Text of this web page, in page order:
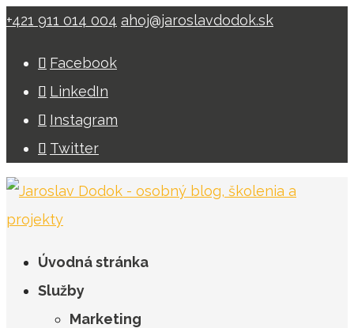
+421 911 014 004 ahoj@jaroslavdodok.sk
Facebook
LinkedIn
Instagram
Twitter
Úvodná stránka
Služby
Marketing